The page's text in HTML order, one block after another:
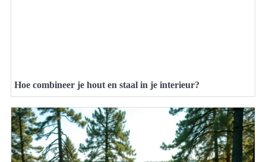
Hoe combineer je hout en staal in je interieur?